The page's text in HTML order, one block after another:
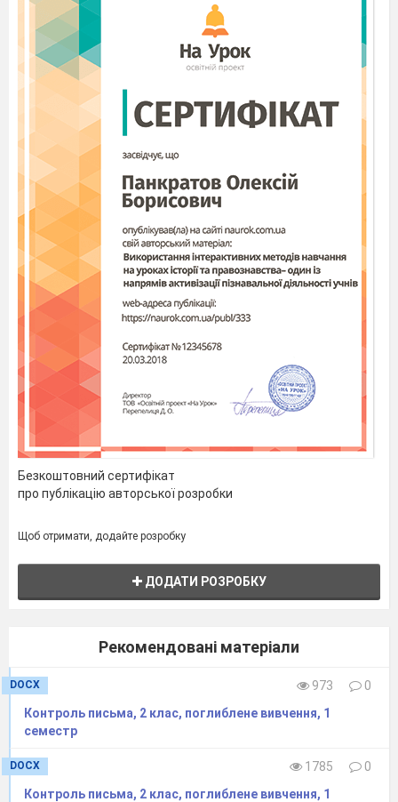
Безкоштовний сертифікат
про публікацію авторської розробки
Щоб отримати, додайте розробку
ДОДАТИ РОЗРОБКУ
Рекомендовані матеріали
DOCX 973
0
Контроль письма, 2 клас, поглиблене вивчення, 1
семестр
DOCX 1785
0
Контроль письма, 2 клас, поглиблене вивчення, 1